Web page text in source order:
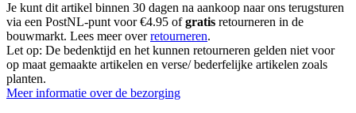
Je kunt dit artikel binnen 30 dagen na aankoop naar ons terugsturen
via een PostNL-punt voor €4.95 ofgratis retourneren in de
bouwmarkt. Lees meer overretourneren.
Let op: De bedenktijd en het kunnen retourneren gelden niet voor
op maat gemaakte artikelen en verse/ bederfelijke artikelen zoals
planten.
Meer informatie over de bezorging